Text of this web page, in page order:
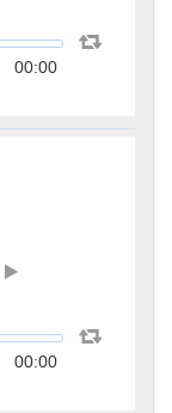
00:00
00:00